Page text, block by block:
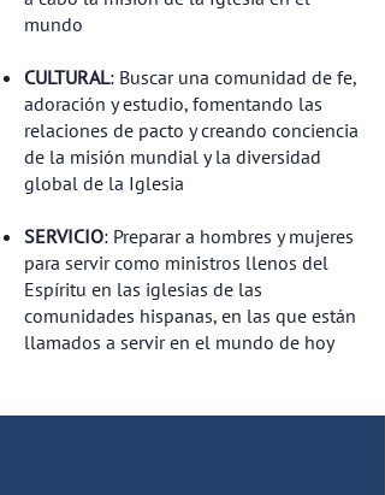
mundo
CULTURAL: Buscar una comunidad de fe,
adoración y estudio, fomentando las
relaciones de pacto y creando conciencia
de la misión mundial y la diversidad
global de la Iglesia
SERVICIO: Preparar a hombres y mujeres
para servir como ministros llenos del
Espíritu en las iglesias de las
comunidades hispanas, en las que están
llamados a servir en el mundo de hoy